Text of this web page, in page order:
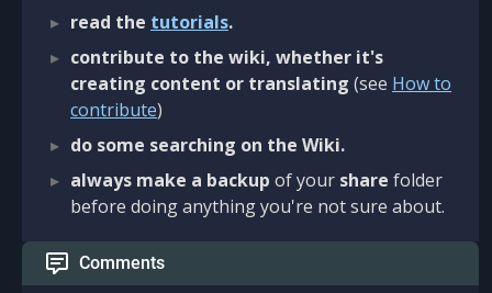
read the tutorials.
contribute to the wiki, whether it's
creating content or translating (see How to
contribute)
do some searching on the Wiki.
always make a backup of your share folder
before doing anything you're not sure about.
Comments